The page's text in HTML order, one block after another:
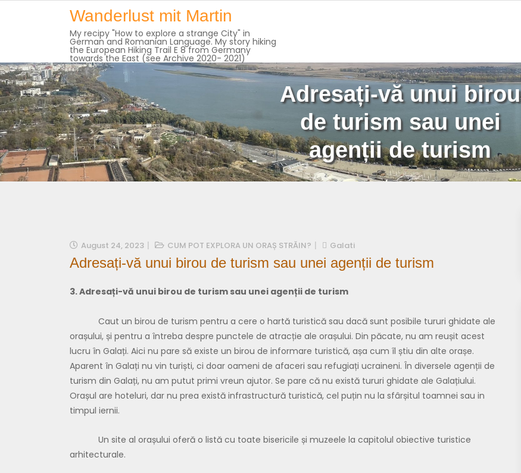
Wanderlust mit Martin
My recipy "How to explore a strange City" in
German and Romanian Language. My story hiking
the European Hiking Trail E 8 from Germany
towards the East (see Archive 2020- 2021)
Adresați-vă unui birou
de turism sau unei
agenții de turism
August 24, 2023 CUM POT EXPLORA UN ORAȘ STRĂIN? Galati
Adresați-vă unui birou de turism sau unei agenții de turism
3. Adresați-vă unui birou de turism sau unei agenții de turism
Caut un birou de turism pentru a cere o hartă turistică sau dacă sunt posibile tururi ghidate ale
orașului, și pentru a întreba despre punctele de atracție ale orașului. Din păcate, nu am reușit acest
lucru în Galați. Aici nu pare să existe un birou de informare turistică, așa cum îl știu din alte orașe.
Aparent în Galați nu vin turiști, ci doar oameni de afaceri sau refugiați ucraineni. În diversele agenții de
turism din Galați, nu am putut primi vreun ajutor. Se pare că nu există tururi ghidate ale Galațiului.
Orașul are hoteluri, dar nu prea există infrastructură turistică, cel puțin nu la sfârșitul toamnei sau in
timpul iernii.
Un site al orașului oferă o listă cu toate bisericile și muzeele la capitolul obiective turistice
arhitecturale.